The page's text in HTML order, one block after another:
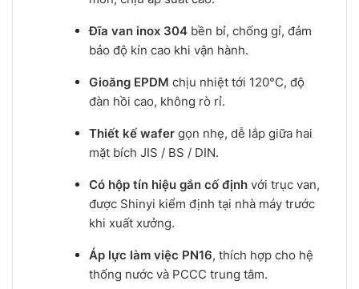
Đĩa van inox 304bền bỉ, chống gỉ, đảm
bảo độ kín cao khi vận hành.
Gioăng EPDM chịu nhiệt tới 120°C, độ
đàn hồi cao, không rò rỉ.
Thiết kế wafergọn nhẹ, dễ lắp giữa hai
mặt bích JIS / BS / DIN.
Có hộp tín hiệu gắn cố địnhvới trục van,
được Shinyi kiểm định tại nhà máy trước
khi xuất xưởng.
Áp lực làm việc PN16, thích hợp cho hệ
thống nước và PCCC trung tâm.